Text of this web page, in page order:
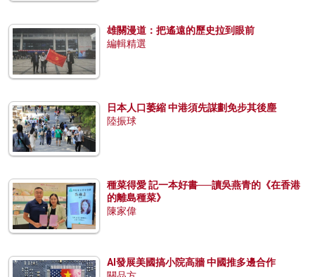
雄關漫道：把遙遠的歷史拉到眼前
編輯精選
日本人口萎縮 中港須先謀劃免步其後塵
陸振球
種菜得愛 記一本好書──讀吳燕青的《在香港
的離島種菜》
陳家偉
AI發展美國搞小院高牆 中國推多邊合作